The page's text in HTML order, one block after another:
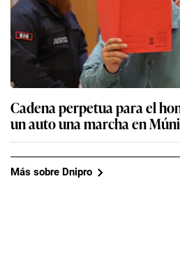
Cadena perpetua para el
un auto una marcha en
Más sobre Dnipro